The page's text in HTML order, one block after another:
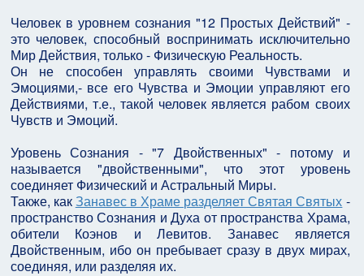
Человек в уровнем сознания "12 Простых Действий" -
это человек, способный воспринимать исключительно
Мир Действия, только - Физическую Реальность.
Он не способен управлять своими Чувствами и
Эмоциями,- все его Чувства и Эмоции управляют его
Действиями, т.е., такой человек является рабом своих
Чувств и Эмоций.
Уровень Сознания - "7 Двойственных" - потому и
называется "двойственными", что этот уровень
соединяет Физический и Астральный Миры.
Также, какЗанавес в Храме разделяет Святая Святых -
пространство Сознания и Духа от пространства Храма,
обители Коэнов и Левитов. Занавес является
Двойственным, ибо он пребывает сразу в двух мирах,
соединяя, или разделяя их.